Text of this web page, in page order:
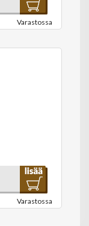
Varastossa
Varastossa